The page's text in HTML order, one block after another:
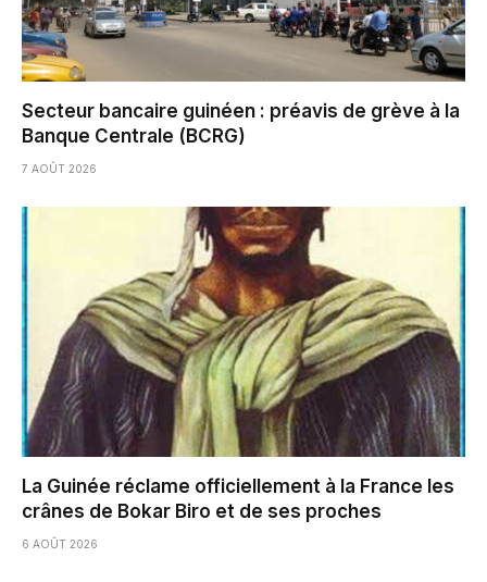
Secteur bancaire guinéen : préavis de grève à la
Banque Centrale (BCRG)
7 AOÛT 2026
La Guinée réclame officiellement à la France les
crânes de Bokar Biro et de ses proches
6 AOÛT 2026